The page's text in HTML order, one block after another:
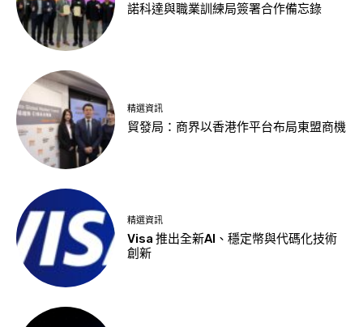
諾科達與職業訓練局簽署合作備忘錄
精選資訊
貿發局：商界以香港作平台布局東盟商機
精選資訊
Visa 推出全新AI、穩定幣與代碼化技術
創新